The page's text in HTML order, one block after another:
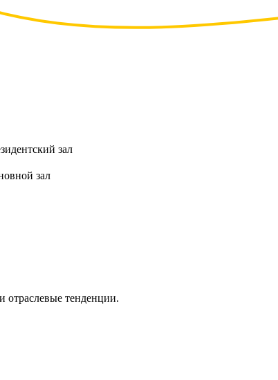
зал
зал
отраслевые тенденции.